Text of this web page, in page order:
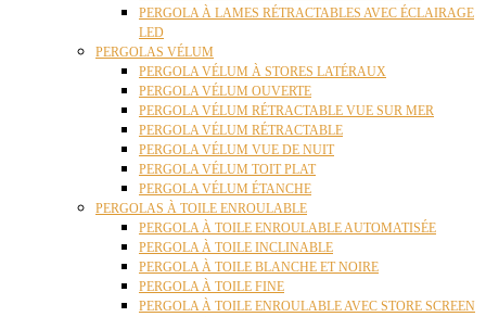
PERGOLA À LAMES RÉTRACTABLES AVEC ÉCLAIRAGE
LED
PERGOLAS VÉLUM
PERGOLA VÉLUM À STORES LATÉRAUX
PERGOLA VÉLUM OUVERTE
PERGOLA VÉLUM RÉTRACTABLE VUE SUR MER
PERGOLA VÉLUM RÉTRACTABLE
PERGOLA VÉLUM VUE DE NUIT
PERGOLA VÉLUM TOIT PLAT
PERGOLA VÉLUM ÉTANCHE
PERGOLAS À TOILE ENROULABLE
PERGOLA À TOILE ENROULABLE AUTOMATISÉE
PERGOLA À TOILE INCLINABLE
PERGOLA À TOILE BLANCHE ET NOIRE
PERGOLA À TOILE FINE
PERGOLA À TOILE ENROULABLE AVEC STORE SCREEN